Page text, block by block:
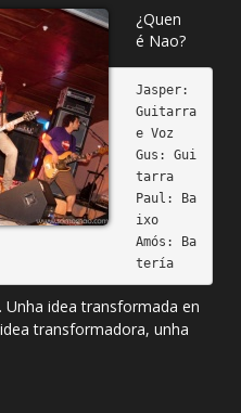
¿Quen
é Nao?
Jasper:
Guitarra
e Voz
Gus: Gui
tarra
Paul: Ba
ixo
Amós: Ba
idea transformada en
transformadora, unha